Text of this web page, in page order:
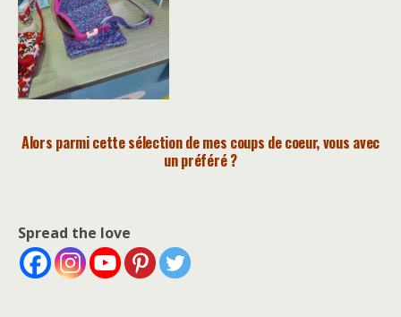
Alors parmi cette sélection de mes coups de coeur, vous avec
un préféré ?
Spread the love